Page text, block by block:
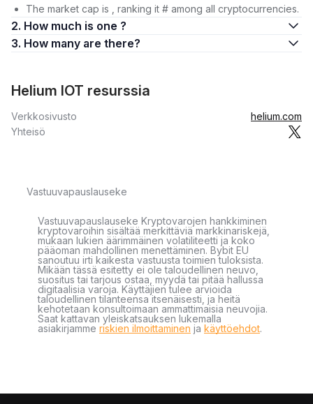
The market cap is , ranking it # among all cryptocurrencies.
2. How much is one ?
3. How many are there?
Helium IOT resurssia
Verkkosivusto
helium.com
Yhteisö
Vastuuvapauslauseke
Vastuuvapauslauseke Kryptovarojen hankkiminen
kryptovaroihin sisältää merkittäviä markkinariskejä,
mukaan lukien äärimmäinen volatiliteetti ja koko
pääoman mahdollinen menettäminen. Bybit EU
sanoutuu irti kaikesta vastuusta toimien tuloksista.
Mikään tässä esitetty ei ole taloudellinen neuvo,
suositus tai tarjous ostaa, myydä tai pitää hallussa
digitaalisia varoja. Käyttäjien tulee arvioida
taloudellinen tilanteensa itsenäisesti, ja heitä
kehotetaan konsultoimaan ammattimaisia neuvojia.
Saat kattavan yleiskatsauksen lukemalla
asiakirjamme riskien ilmoittaminen ja käyttöehdot.